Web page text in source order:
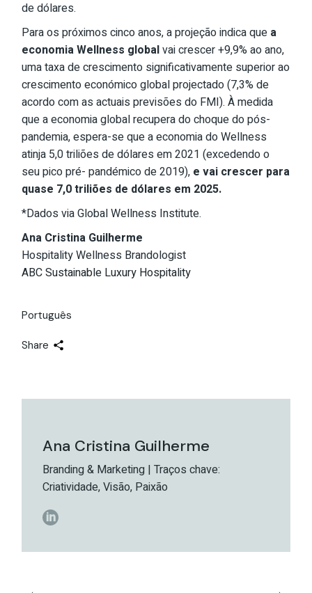
de dólares.
Para os próximos cinco anos, a projeção indica que a
economia Wellness globalvai crescer +9,9% ao ano,
uma taxa de crescimento significativamente superior ao
crescimento económico global projectado (7,3% de
acordo com as actuais previsões do FMI). À medida
que a economia global recupera do choque do pós-
pandemia, espera-se que a economia do Wellness
atinja 5,0 triliões de dólares em 2021 (excedendo o
seu pico pré- pandémico de 2019), e vai crescer para
quase 7,0 triliões de dólares em 2025.
*Dados via Global Wellness Institute.
Ana Cristina Guilherme
Hospitality Wellness Brandologist
ABC Sustainable Luxury Hospitality
Português
Share
Ana Cristina Guilherme
Branding & Marketing | Traços chave:
Criatividade, Visão, Paixão